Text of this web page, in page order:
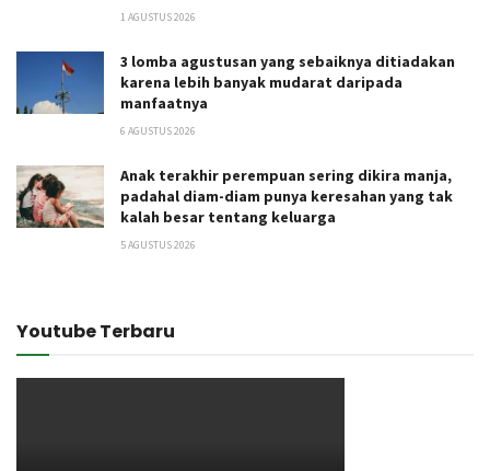
1 AGUSTUS 2026
3 lomba agustusan yang sebaiknya ditiadakan
karena lebih banyak mudarat daripada
manfaatnya
6 AGUSTUS 2026
Anak terakhir perempuan sering dikira manja,
padahal diam-diam punya keresahan yang tak
kalah besar tentang keluarga
5 AGUSTUS 2026
Youtube Terbaru